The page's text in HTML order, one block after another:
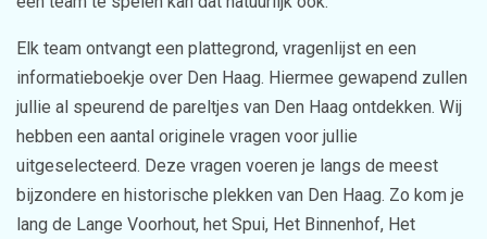
Elk team ontvangt een plattegrond, vragenlijst en een
informatieboekje over Den Haag. Hiermee gewapend zullen
jullie al speurend de pareltjes van Den Haag ontdekken. Wij
hebben een aantal originele vragen voor jullie
uitgeselecteerd. Deze vragen voeren je langs de meest
bijzondere en historische plekken van Den Haag. Zo kom je
lang de Lange Voorhout, het Spui, Het Binnenhof, Het